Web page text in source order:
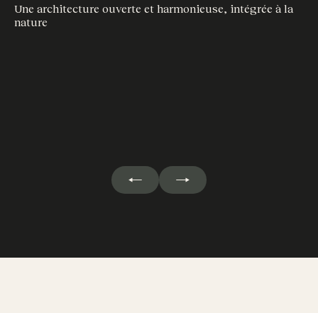
Une architecture ouverte et harmonieuse, intégrée à la
nature